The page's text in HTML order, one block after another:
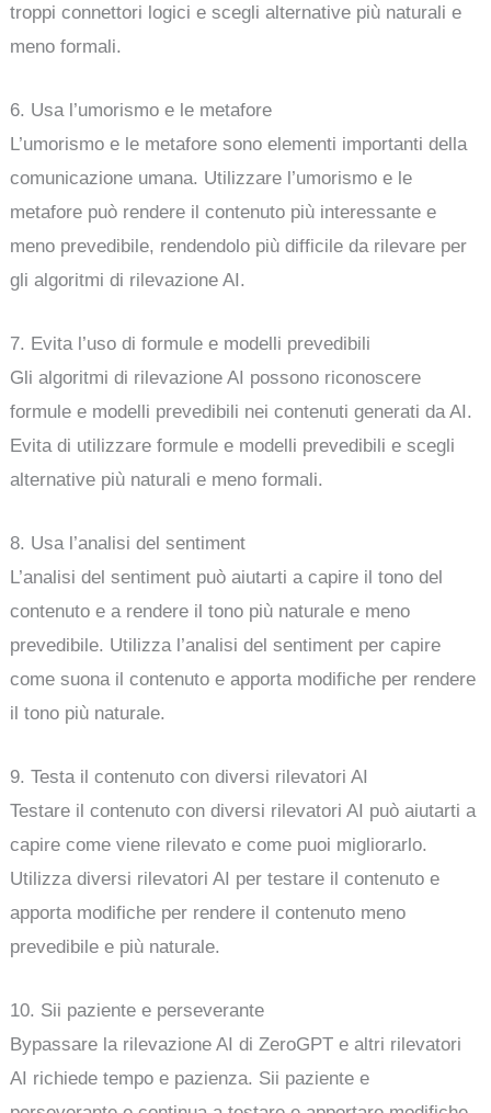
troppi connettori logici e scegli alternative più naturali e
meno formali.
6. Usa l’umorismo e le metafore
L’umorismo e le metafore sono elementi importanti della
comunicazione umana. Utilizzare l’umorismo e le
metafore può rendere il contenuto più interessante e
meno prevedibile, rendendolo più difficile da rilevare per
gli algoritmi di rilevazione AI.
7. Evita l’uso di formule e modelli prevedibili
Gli algoritmi di rilevazione AI possono riconoscere
formule e modelli prevedibili nei contenuti generati da AI.
Evita di utilizzare formule e modelli prevedibili e scegli
alternative più naturali e meno formali.
8. Usa l’analisi del sentiment
L’analisi del sentiment può aiutarti a capire il tono del
contenuto e a rendere il tono più naturale e meno
prevedibile. Utilizza l’analisi del sentiment per capire
come suona il contenuto e apporta modifiche per rendere
il tono più naturale.
9. Testa il contenuto con diversi rilevatori AI
Testare il contenuto con diversi rilevatori AI può aiutarti a
capire come viene rilevato e come puoi migliorarlo.
Utilizza diversi rilevatori AI per testare il contenuto e
apporta modifiche per rendere il contenuto meno
prevedibile e più naturale.
10. Sii paziente e perseverante
Bypassare la rilevazione AI di ZeroGPT e altri rilevatori
AI richiede tempo e pazienza. Sii paziente e